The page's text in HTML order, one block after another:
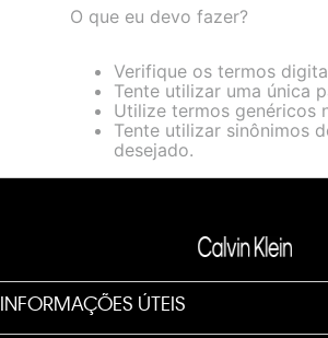
fornecer a você toda a funcionalidade do
entre outros, a capacidade de comprar um
Cookies acesse o link.
O que eu devo fazer?
Verifique os termos
Tente utilizar uma única
Utilize termos genéricos
Tente utilizar sinônimos
desejado.
INFORMAÇÕES ÚTEIS